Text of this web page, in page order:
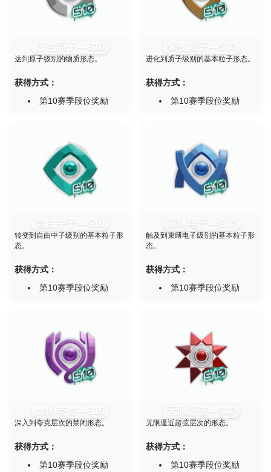
虚空原子—S10
达到原子级别的物质形态。
获得方式：
第10赛季段位奖励
聚变质子—S10
进化到质子级别的基本粒子形态。
获得方式：
第10赛季段位奖励
自由中子—S10
转变到自由中子级别的基本粒子形
态。
获得方式：
第10赛季段位奖励
束缚电子—S10
触及到束缚电子级别的基本粒子形
态。
获得方式：
第10赛季段位奖励
禁闭夸克—S10
深入到夸克层次的禁闭形态。
获得方式：
第10赛季段位奖励
无限超弦—S10
无限逼近超弦层次的形态。
获得方式：
第10赛季段位奖励